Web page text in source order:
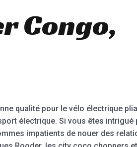
Congo,
qualité pour le vélo électrique
électrique. Si vous êtes intrigué
impatients de nouer des